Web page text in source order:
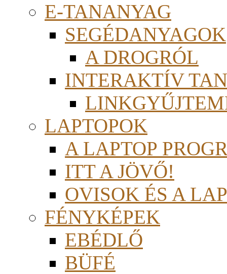
E-TANANYAG
SEGÉDANYAGOK
A DROGRÓL
INTERAKTÍV
LAPTOPOK
A LAPTOP
ITT A JÖVŐ!
OVISOK ÉS A
FÉNYKÉPEK
EBÉDLŐ
BÜFÉ